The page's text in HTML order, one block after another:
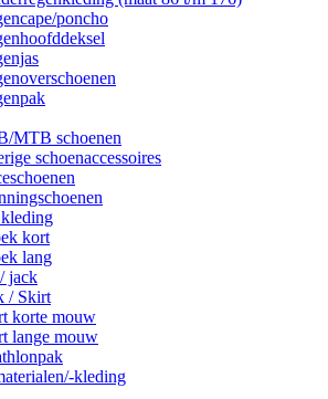
poncho
MTB schoenen
schoenaccessoires
kort
lang
jack
/ Skirt
korte mouw
lange mouw
kleding